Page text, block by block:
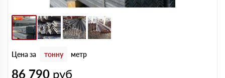
Цена за тонну метр
86 790 руб